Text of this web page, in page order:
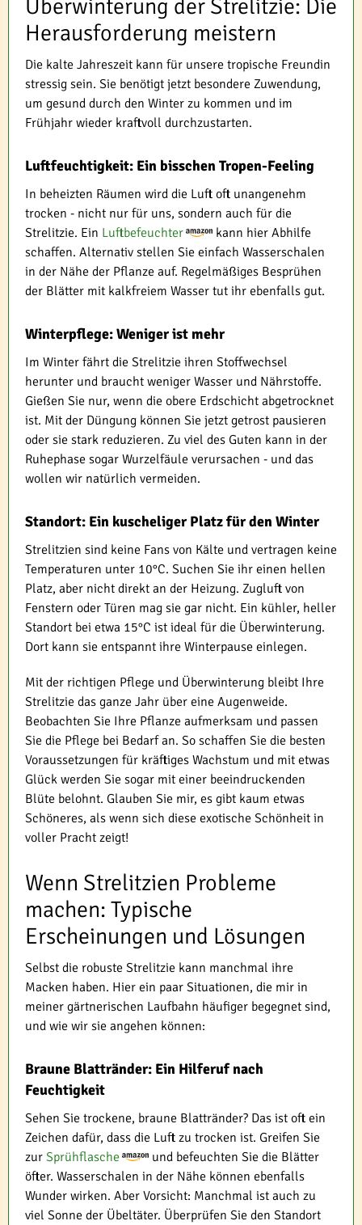
Überwinterung der Strelitzie: Die
Herausforderung meistern
Die kalte Jahreszeit kann für unsere tropische Freundin
stressig sein. Sie benötigt jetzt besondere Zuwendung,
um gesund durch den Winter zu kommen und im
Frühjahr wieder kraftvoll durchzustarten.
Luftfeuchtigkeit: Ein bisschen Tropen-Feeling
In beheizten Räumen wird die Luft oft unangenehm
trocken - nicht nur für uns, sondern auch für die
Strelitzie. Ein Luftbefeuchter
kann hier Abhilfe
schaffen. Alternativ stellen Sie einfach Wasserschalen
in der Nähe der Pflanze auf. Regelmäßiges Besprühen
der Blätter mit kalkfreiem Wasser tut ihr ebenfalls gut.
Winterpflege: Weniger ist mehr
Im Winter fährt die Strelitzie ihren Stoffwechsel
herunter und braucht weniger Wasser und Nährstoffe.
Gießen Sie nur, wenn die obere Erdschicht abgetrocknet
ist. Mit der Düngung können Sie jetzt getrost pausieren
oder sie stark reduzieren. Zu viel des Guten kann in der
Ruhephase sogar Wurzelfäule verursachen - und das
wollen wir natürlich vermeiden.
Standort: Ein kuscheliger Platz für den Winter
Strelitzien sind keine Fans von Kälte und vertragen keine
Temperaturen unter 10°C. Suchen Sie ihr einen hellen
Platz, aber nicht direkt an der Heizung. Zugluft von
Fenstern oder Türen mag sie gar nicht. Ein kühler, heller
Standort bei etwa 15°C ist ideal für die Überwinterung.
Dort kann sie entspannt ihre Winterpause einlegen.
Mit der richtigen Pflege und Überwinterung bleibt Ihre
Strelitzie das ganze Jahr über eine Augenweide.
Beobachten Sie Ihre Pflanze aufmerksam und passen
Sie die Pflege bei Bedarf an. So schaffen Sie die besten
Voraussetzungen für kräftiges Wachstum und mit etwas
Glück werden Sie sogar mit einer beeindruckenden
Blüte belohnt. Glauben Sie mir, es gibt kaum etwas
Schöneres, als wenn sich diese exotische Schönheit in
voller Pracht zeigt!
Wenn Strelitzien Probleme
machen: Typische
Erscheinungen und Lösungen
Selbst die robuste Strelitzie kann manchmal ihre
Macken haben. Hier ein paar Situationen, die mir in
meiner gärtnerischen Laufbahn häufiger begegnet sind,
und wie wir sie angehen können:
Braune Blattränder: Ein Hilferuf nach
Feuchtigkeit
Sehen Sie trockene, braune Blattränder? Das ist oft ein
Zeichen dafür, dass die Luft zu trocken ist. Greifen Sie
zur Sprühflasche
und befeuchten Sie die Blätter
öfter. Wasserschalen in der Nähe können ebenfalls
Wunder wirken. Aber Vorsicht: Manchmal ist auch zu
viel Sonne der Übeltäter. Überprüfen Sie den Standort